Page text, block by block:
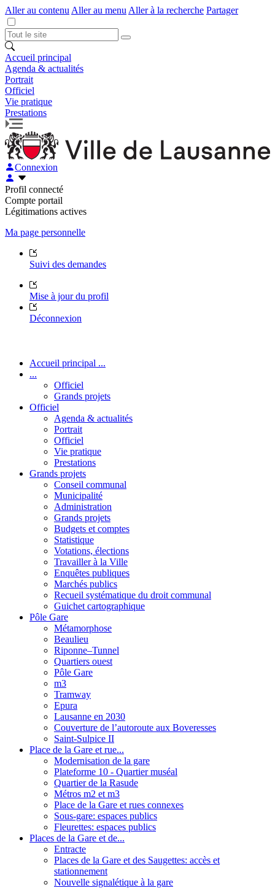
Aller au contenu Aller au menu Aller à la recherche Partager
Accueil principal
Agenda & actualités
Portrait
Officiel
Vie pratique
Prestations
Connexion
Profil connecté
Compte portail
Légitimations actives
Ma page personnelle
Suivi des demandes
Mise à jour du profil
Déconnexion
Accueil principal ...
...
Officiel
Grands projets
Officiel
Agenda & actualités
Portrait
Officiel
Vie pratique
Prestations
Grands projets
Conseil communal
Municipalité
Administration
Grands projets
Budgets et comptes
Statistique
Votations, élections
Travailler à la Ville
Enquêtes publiques
Marchés publics
Recueil systématique du droit communal
Guichet cartographique
Pôle Gare
Métamorphose
Beaulieu
Riponne–Tunnel
Quartiers ouest
Pôle Gare
m3
Tramway
Epura
Lausanne en 2030
Couverture de l’autoroute aux Boveresses
Saint-Sulpice II
Place de la Gare et rue...
Modernisation de la gare
Plateforme 10 - Quartier muséal
Quartier de la Rasude
Métros m2 et m3
Place de la Gare et rues connexes
Sous-gare: espaces publics
Fleurettes: espaces publics
Places de la Gare et de...
Entracte
Places de la Gare et des Saugettes: accès et
stationnement
Nouvelle signalétique à la gare